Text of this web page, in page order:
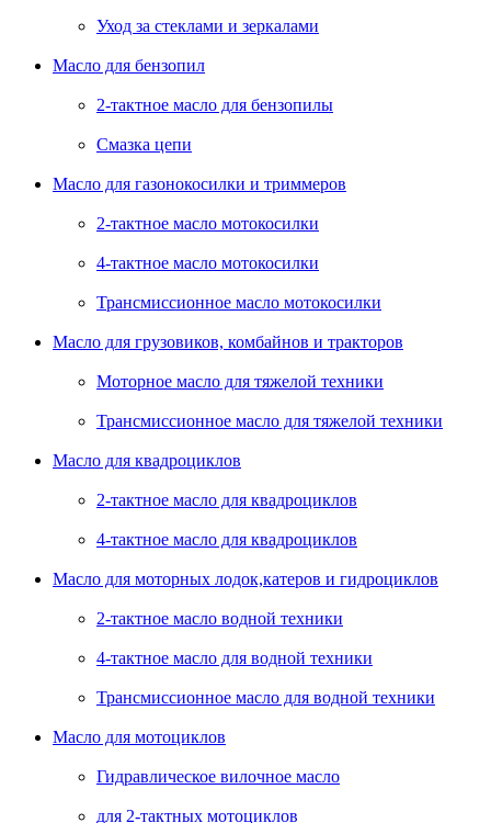
Уход за стеклами и зеркалами
Масло для бензопил
2-тактное масло для бензопилы
Cмазка цепи
Масло для газонокосилки и триммеров
2-тактное масло мотокосилки
4-тактное масло мотокосилки
Трансмиссионное масло мотокосилки
Масло для грузовиков, комбайнов и тракторов
Моторное масло для тяжелой техники
Трансмиссионное масло для тяжелой техники
Масло для квадроциклов
2-тактное масло для квадроциклов
4-тактное масло для квадроциклов
Масло для моторных лодок,катеров и гидроциклов
2-тактное масло водной техники
4-тактное масло для водной техники
Трансмиссионное масло для водной техники
Масло для мотоциклов
Гидравлическое вилочное масло
для 2-тактных мотоциклов